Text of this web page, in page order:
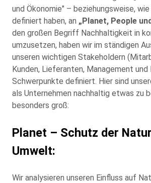
und Ökonomie" – beziehungsweise,
definiert haben, an „Planet, People
den großen Begriff Nachhaltigkeit in
umzusetzen, haben wir im ständigen
unseren wichtigen Stakeholdern
Kunden, Lieferanten, Management
Schwerpunkte definiert. Hier sind
als Unternehmen nachhaltig etwas zu
besonders groß:
Planet – Schutz der
Umwelt:
Wir analysieren unseren Einfluss auf